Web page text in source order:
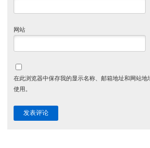
网站
在此浏览器中保存我的显示名称、邮箱地址和网站地
使用。